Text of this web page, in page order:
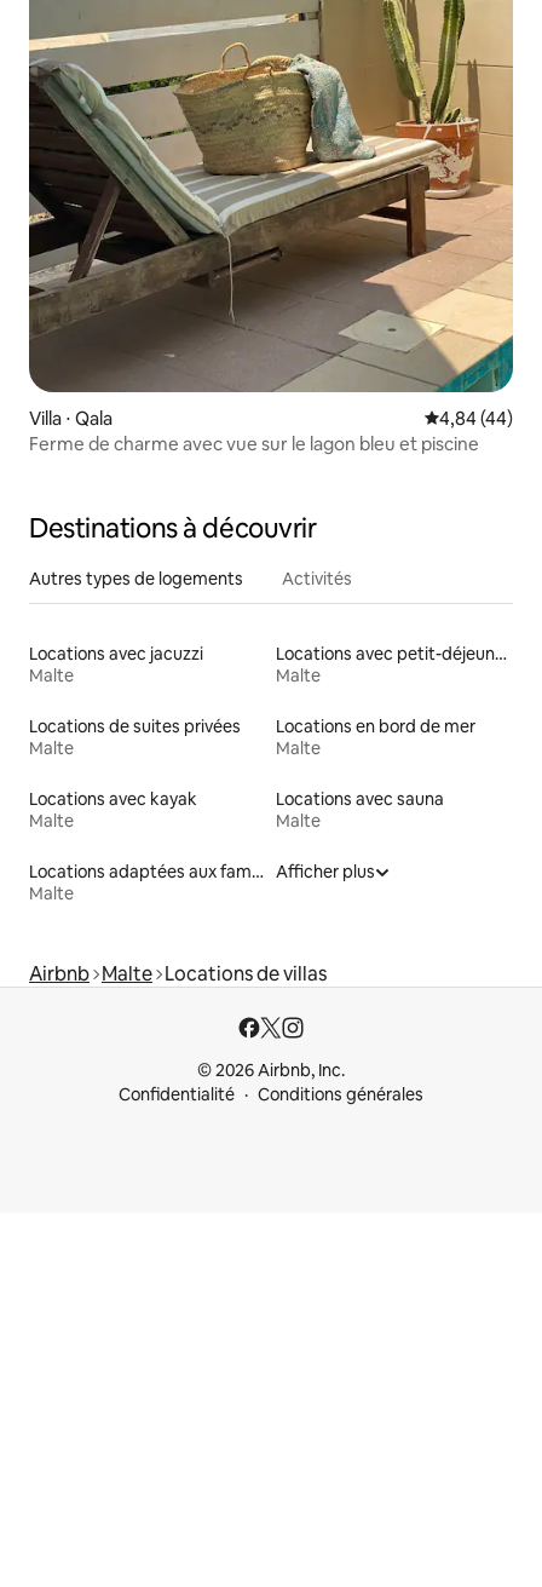
Villa ⋅ Qala Évaluation
4,84 (44)
Ferme de charme avec vue sur le lagon bleu et piscine
Destinations à découvrir
Autres types de logements Activités
Locations avec jacuzzi
Malte
Locations avec petit-déjeuner
Malte
Locations de suites privées
Malte
Locations en bord de mer
Malte
Locations avec kayak
Malte
Locations avec sauna
Malte
Locations adaptées aux familles
Malte
Afficher plus
Airbnb Malte Locations de villas
© 2026 Airbnb, Inc.
Confidentialité
Conditions générales